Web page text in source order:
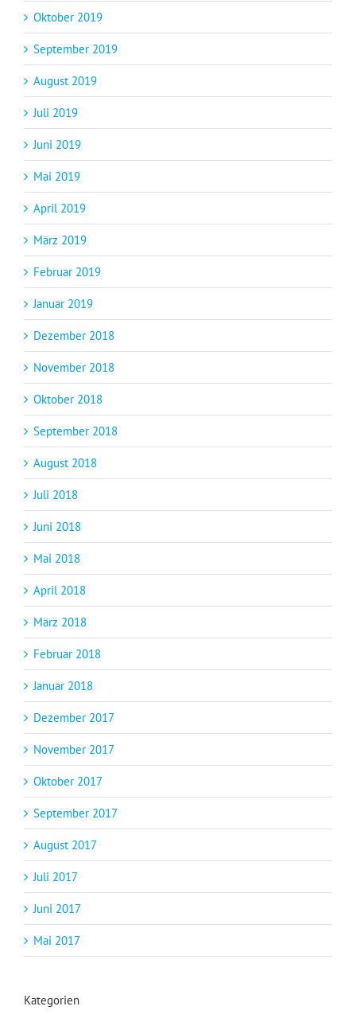
Oktober 2019
September 2019
August 2019
Juli 2019
Juni 2019
Mai 2019
April 2019
März 2019
Februar 2019
Januar 2019
Dezember 2018
November 2018
Oktober 2018
September 2018
August 2018
Juli 2018
Juni 2018
Mai 2018
April 2018
März 2018
Februar 2018
Januar 2018
Dezember 2017
November 2017
Oktober 2017
September 2017
August 2017
Juli 2017
Juni 2017
Mai 2017
Kategorien